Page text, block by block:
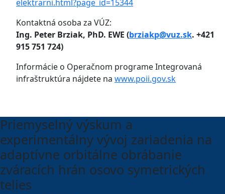
elektrarni.html?page_id=15344
Kontaktná osoba za VÚZ:
Ing. Peter Brziak, PhD. EWE (brziakp@vuz.sk. +421
915 751 724)
Informácie o Operačnom programe Integrovaná
infraštruktúra nájdete na www.poii.gov.sk
Priemyselný výskum a
experimentálny vývoj zariadenia na
adaptívne orbitálne obrábanie
zváracích hrán osovo symetrických
telies